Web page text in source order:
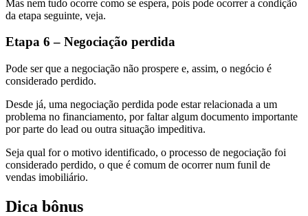
Mas nem tudo ocorre como se espera, pois pode ocorrer a condição
da etapa seguinte, veja.
Etapa 6 – Negociação perdida
Pode ser que a negociação não prospere e, assim, o negócio é
considerado perdido.
Desde já, uma negociação perdida pode estar relacionada a um
problema no financiamento, por faltar algum documento importante
por parte do lead ou outra situação impeditiva.
Seja qual for o motivo identificado, o processo de negociação foi
considerado perdido, o que é comum de ocorrer num funil de
vendas imobiliário.
Dica bônus